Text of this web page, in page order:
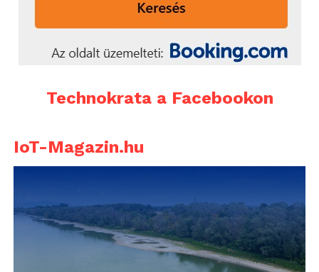
Technokrata a Facebookon
IoT-Magazin.hu